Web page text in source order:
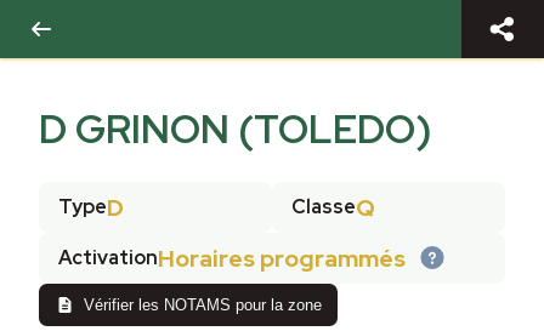
D GRINON (TOLEDO)
TypeD ClasseQ
ActivationHoraires programmés
Vérifier les NOTAMS pour la zone